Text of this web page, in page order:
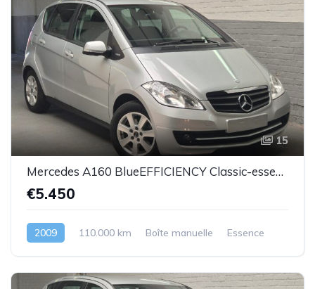
15
Mercedes A160 BlueEFFICIENCY Classic-essence -2009-110.000km-Top état
€5.450
2009 110.000 km Boîte manuelle Essence